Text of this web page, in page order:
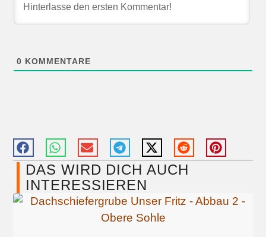
0 KOMMENTARE
DAS WIRD DICH AUCH
INTERESSIEREN​